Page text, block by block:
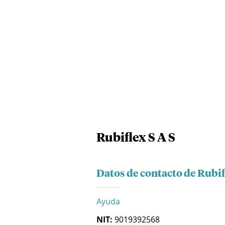
Rubiflex S A S
Datos de contacto de
Ayuda
NIT: 9019392568